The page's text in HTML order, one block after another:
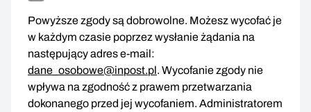
Powyższe zgody są dobrowolne. Możesz wycofać je
w każdym czasie poprzez wysłanie żądania na
następujący adres e-mail:
dane_osobowe@inpost.pl. Wycofanie zgody nie
wpływa na zgodność z prawem przetwarzania
dokonanego przed jej wycofaniem. Administratorem